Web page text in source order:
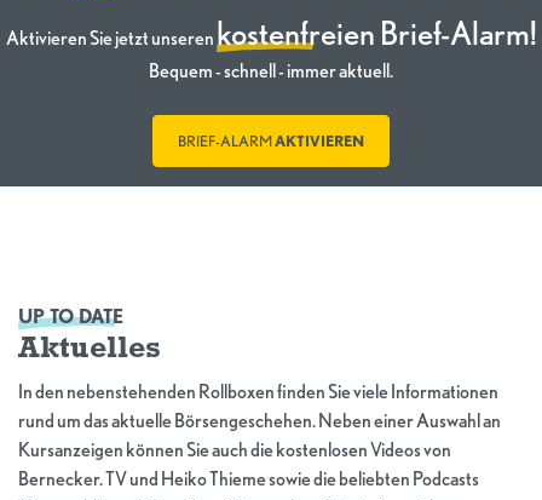
Aktivieren Sie jetzt unseren kostenfreien Brief-Alarm!
Bequem - schnell - immer aktuell.
BRIEF-ALARMAKTIVIEREN
UP TO DATE
Aktuelles
In den nebenstehenden Rollboxen finden Sie viele Informationen
rund um das aktuelle Börsengeschehen. Neben einer Auswahl an
Kursanzeigen können Sie auch die kostenlosen Videos von
Bernecker. TV und Heiko Thieme sowie die beliebten Podcasts